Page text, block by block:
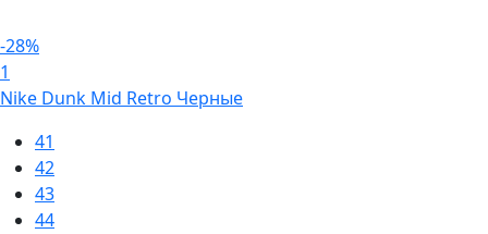
-28%
1
Nike Dunk Mid Retro Черные
41
42
43
44